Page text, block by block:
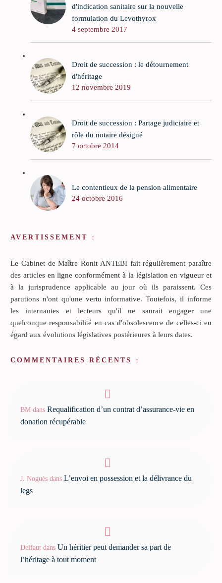
d'indication sanitaire sur la nouvelle
formulation du Levothyrox
4 septembre 2017
Droit de succession : le détournement
d'héritage
12 novembre 2019
Droit de succession : Partage judiciaire et
rôle du notaire désigné
7 octobre 2014
Le contentieux de la pension alimentaire
24 octobre 2016
AVERTISSEMENT
Le Cabinet de Maître Ronit ANTEBI fait régulièrement paraître
des articles en ligne conformément à la législation en vigueur et
à la jurisprudence applicable au jour où ils paraissent. Ces
parutions n'ont qu'une vertu informative. Toutefois, il informe
les internautes et lecteurs qu'il ne saurait engager une
quelconque responsabilité en cas d'obsolescence de celles-ci eu
égard aux évolutions législatives postérieures à leurs dates.
COMMENTAIRES RÉCENTS
BM dans Requalification d’un contrat d’assurance-vie en
donation récupérable
J. Noguès dans L’envoi en possession et la délivrance du
legs
Delfaut dans Un héritier peut demander sa part de
l’héritage à tout moment